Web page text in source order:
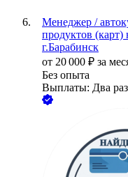
Менеджер /
продуктов
г.Барабинск
от 20 000 ₽ за
Без опыта
Выплаты: Два